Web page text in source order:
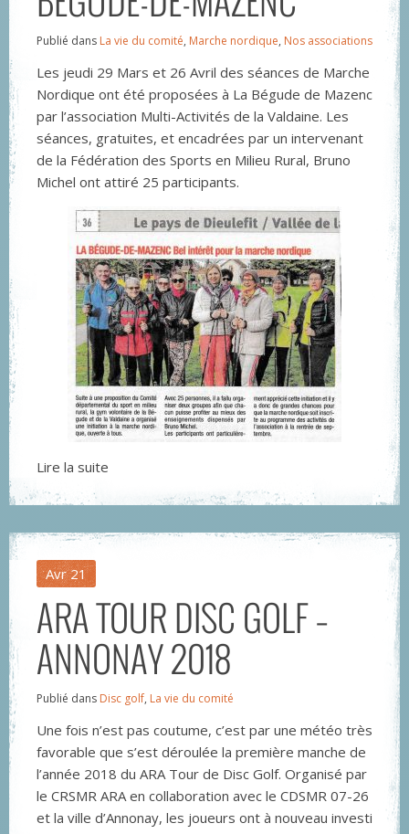
Publié dans La vie du comité, Marche nordique, Nos associations
L‌es jeudi 29 Mars et 26 Avril des séances de Marche
Nordique ont été proposées à La Bégude de Mazenc
par l’association Multi-Activités de la Valdaine. Les
séances, gratuites, et encadrées par un intervenant
de la Fédération des Sports en Milieu Rural, Bruno
Michel ont attiré 25 participants.
Lire la suite
Avr 21
ARA TOUR DISC GOLF –
ANNONAY 2018
Publié dans Disc golf, La vie du comité
Une fois n’est pas coutume, c’est par une météo très
favorable que s’est déroulée la première manche de
l’année 2018 du ARA Tour de Disc Golf. Organisé par
le CRSMR ARA en collaboration avec le CDSMR 07-26
et la ville d’Annonay, les joueurs ont à nouveau investi